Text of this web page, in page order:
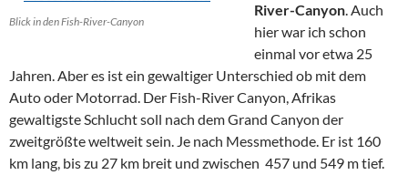
Blick in den Fish-River-Canyon
River-Canyon. Auch
hier war ich schon
einmal vor etwa 25
Jahren. Aber es ist ein gewaltiger Unterschied ob mit dem
Auto oder Motorrad. Der Fish-River Canyon, Afrikas
gewaltigste Schlucht soll nach dem Grand Canyon der
zweitgrößte weltweit sein. Je nach Messmethode. Er ist 160
km lang, bis zu 27 km breit und zwischen 457 und 549 m tief.